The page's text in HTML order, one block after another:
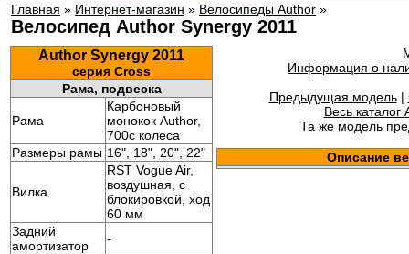
Главная » Интернет-магазин » Велосипеды Author »
Велосипед Author Synergy 2011
Author Synergy 2011
серия Cross
Рама, подвеска
Рама
Карбоновый
монокок Author,
700c колеса
Размеры рамы 16", 18", 20", 22"
Вилка
RST Vogue Air,
воздушная, с
блокировкой, ход
60 мм
Задний
амортизатор
-
Информация о
Предыдущая модель|
Весь каталог
Та же модель
Описание